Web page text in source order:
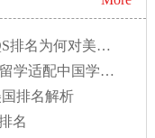
美国留学选校应以US News为准，QS排名为何对美校不友好？
College Factual 榜单出炉，看懂美国留学适配中国学生优质院校排名
排名解析
名